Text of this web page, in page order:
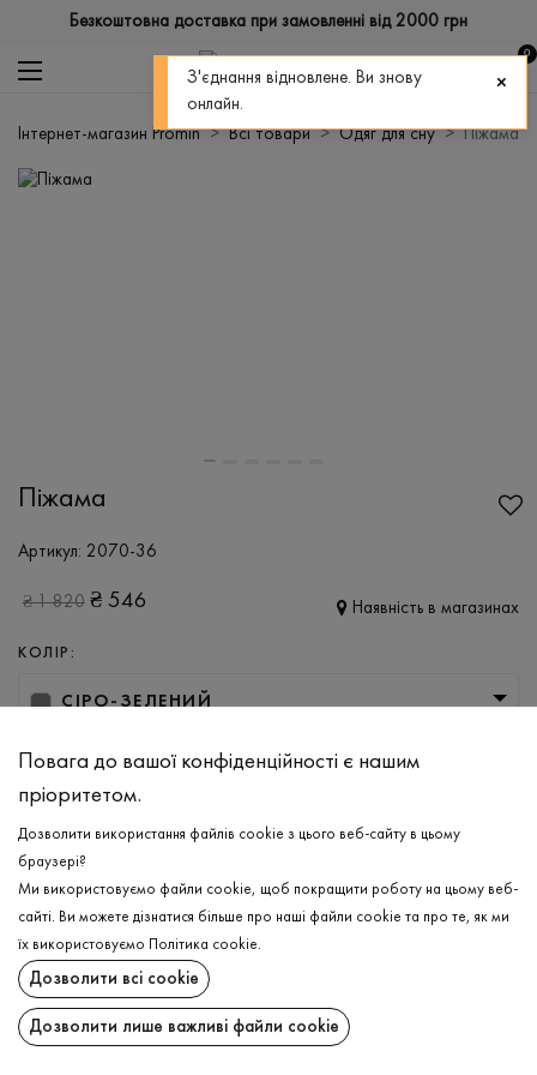
Безкоштовна доставка при замовленні від 2000 грн
0
Інтернет-магазин Promin Всі товари Одяг для сну Піжама
Піжама
Артикул: 2070-36
₴1 820 ₴ 546 Наявність в магазинах
КОЛІР:
СІРО-ЗЕЛЕНИЙ
РОЗМІР
XS S M
ДОДАТИ ДО КОШИКА
ОБЕРІТЬ РОЗМІР
Піжама
ДОДАТИ ДО КОШИКА
ОПИС
Повага до вашої конфіденційності є нашим
пріоритетом.
Дозволити використання файлів cookie з цього веб-сайту в цьому
браузері?
Ми використовуємо файли cookie, щоб покращити роботу на цьому веб-
сайті. Ви можете дізнатися більше про наші файли cookie та про те, як ми
їх використовуємо
Політика cookie.
Дозволити всі cookie
Дозволити лише важливі файли cookie
З'єднання відновлене. Ви знову
онлайн.